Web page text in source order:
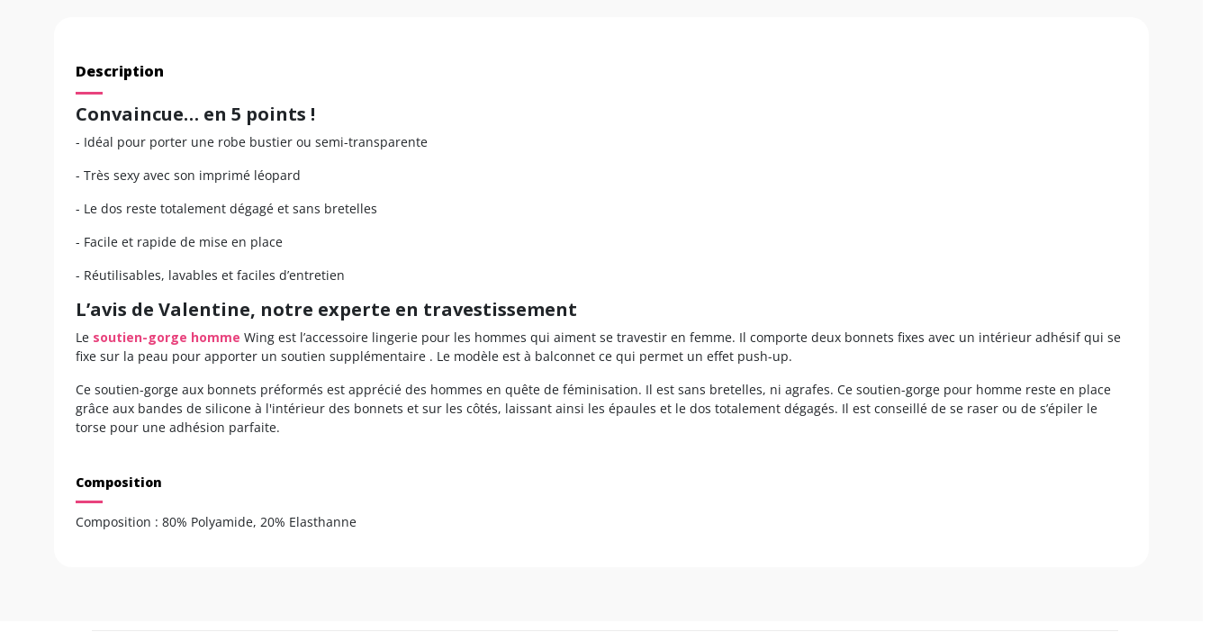
Description
Convaincue… en 5 points !
- Idéal pour porter une robe bustier ou semi-transparente
- Très sexy avec son imprimé léopard
- Le dos reste totalement dégagé et sans bretelles
- Facile et rapide de mise en place
- Réutilisables, lavables et faciles d’entretien
L’avis de Valentine, notre experte en travestissement
Le soutien-gorge homme Wing est l’accessoire lingerie pour les hommes qui aiment se travestir en femme. Il comporte deux bonnets fixes avec un intérieur adhésif qui se
fixe sur la peau pour apporter un soutien supplémentaire . Le modèle est à balconnet ce qui permet un effet push-up.
Ce soutien-gorge aux bonnets préformés est apprécié des hommes en quête de féminisation. Il est sans bretelles, ni agrafes. Ce soutien-gorge pour homme reste en place
grâce aux bandes de silicone à l'intérieur des bonnets et sur les côtés, laissant ainsi les épaules et le dos totalement dégagés. Il est conseillé de se raser ou de s’épiler le
torse pour une adhésion parfaite.
Composition
Composition : 80% Polyamide, 20% Elasthanne